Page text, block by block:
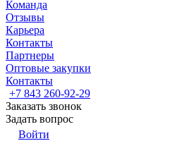
Команда
Отзывы
Карьера
Контакты
Партнеры
Оптовые закупки
Контакты
+7 843 260-92-29
Заказать звонок
Задать вопрос
Войти